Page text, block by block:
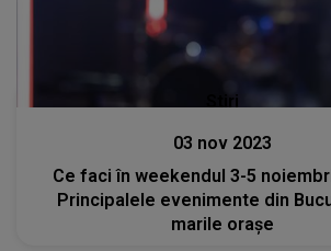
Stiri
03 nov 2023
Ce faci în weekendul 3-5
Principalele evenimente din
marile orașe